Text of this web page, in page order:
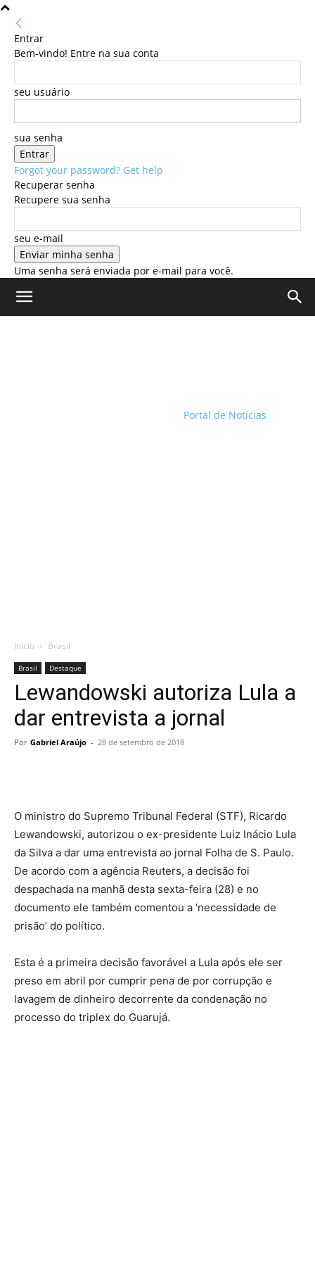
Entrar
Bem-vindo! Entre na sua conta
seu usuário
sua senha
Forgot your password? Get help
Recuperar senha
Recupere sua senha
seu e-mail
Uma senha será enviada por e-mail para você.
Portal de Notícias
Início Brasil
Brasil Destaque
Lewandowski autoriza Lula a
dar entrevista a jornal
Por Gabriel Araújo - 28 de setembro de 2018
O ministro do Supremo Tribunal Federal (STF), Ricardo
Lewandowski, autorizou o ex-presidente Luiz Inácio Lula
da Silva a dar uma entrevista ao jornal Folha de S. Paulo.
De acordo com a agência Reuters, a decisão foi
despachada na manhã desta sexta-feira (28) e no
documento ele também comentou a ‘necessidade de
prisão’ do político.
Esta é a primeira decisão favorável a Lula após ele ser
preso em abril por cumprir pena de por corrupção e
lavagem de dinheiro decorrente da condenação no
processo do triplex do Guarujá.